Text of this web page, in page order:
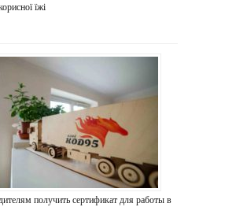
їжі
получить сертификат для работы в